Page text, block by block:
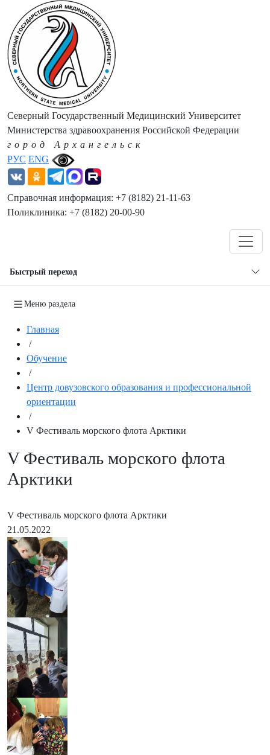
РУС ENG
Северный Государственный Медицинский Университет
Министерства здравоохранения Российской Федерации
город Архангельск
Справочная информация: +7 (8182) 21-11-63
Поликлиника: +7 (8182) 20-00-90
Быстрый переход
Меню раздела
Главная
/
Обучение
/
Центр довузовского образования и профессиональной
ориентации
/
V Фестиваль морского флота Арктики
V Фестиваль морского флота
Арктики
V Фестиваль морского флота Арктики
21.05.2022